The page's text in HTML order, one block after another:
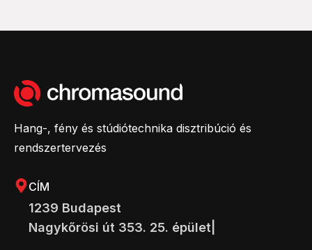
Hang-, fény és stúdiótechnika disztribúció és
rendszertervezés
CÍM
1239 Budapest
Nagykőrösi út 353. 25. épület|